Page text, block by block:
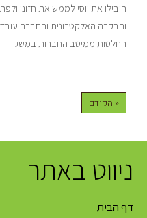
הובילו את יוסי לממש את חזונו
והבקרה האלקטרונית והחברה
החלטות ממיטב החברות במשק .
« הקודם
ניווט באתר
דף הבית